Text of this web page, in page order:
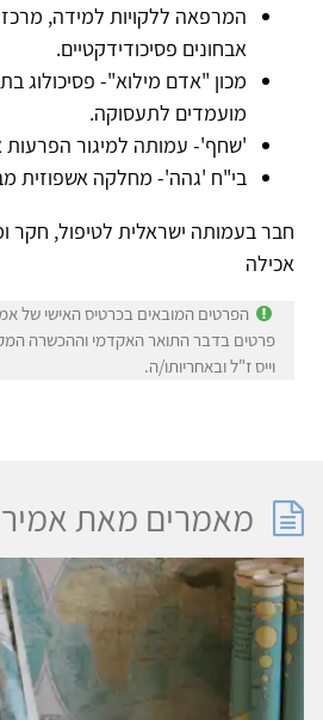
המרפאה ללקויות למידה, מרכז
אבחונים פסיכודידקטיים.
מכון "אדם מילוא"- פסיכולוג
מועמדים לתעסוקה.
'שחף'- עמותה למיגור הפרעות
בי"ח 'גהה'- מחלקה אשפוזית
חבר בעמותה ישראלית לטיפול, חקר
אכילה
הפרטים המובאים בכרטיס האישי של
פרטים בדבר התואר האקדמי וההכשרה
וייס ז"ל ובאחריותו/ה.
מאמרים מאת אמיר